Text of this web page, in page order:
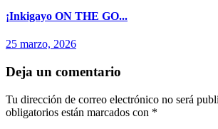
¡Inkigayo ON THE GO...
25 marzo, 2026
Deja un comentario
Tu dirección de correo electrónico no será
obligatorios están marcados con *